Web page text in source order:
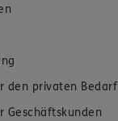
den privaten Bedarf
Geschäftskunden